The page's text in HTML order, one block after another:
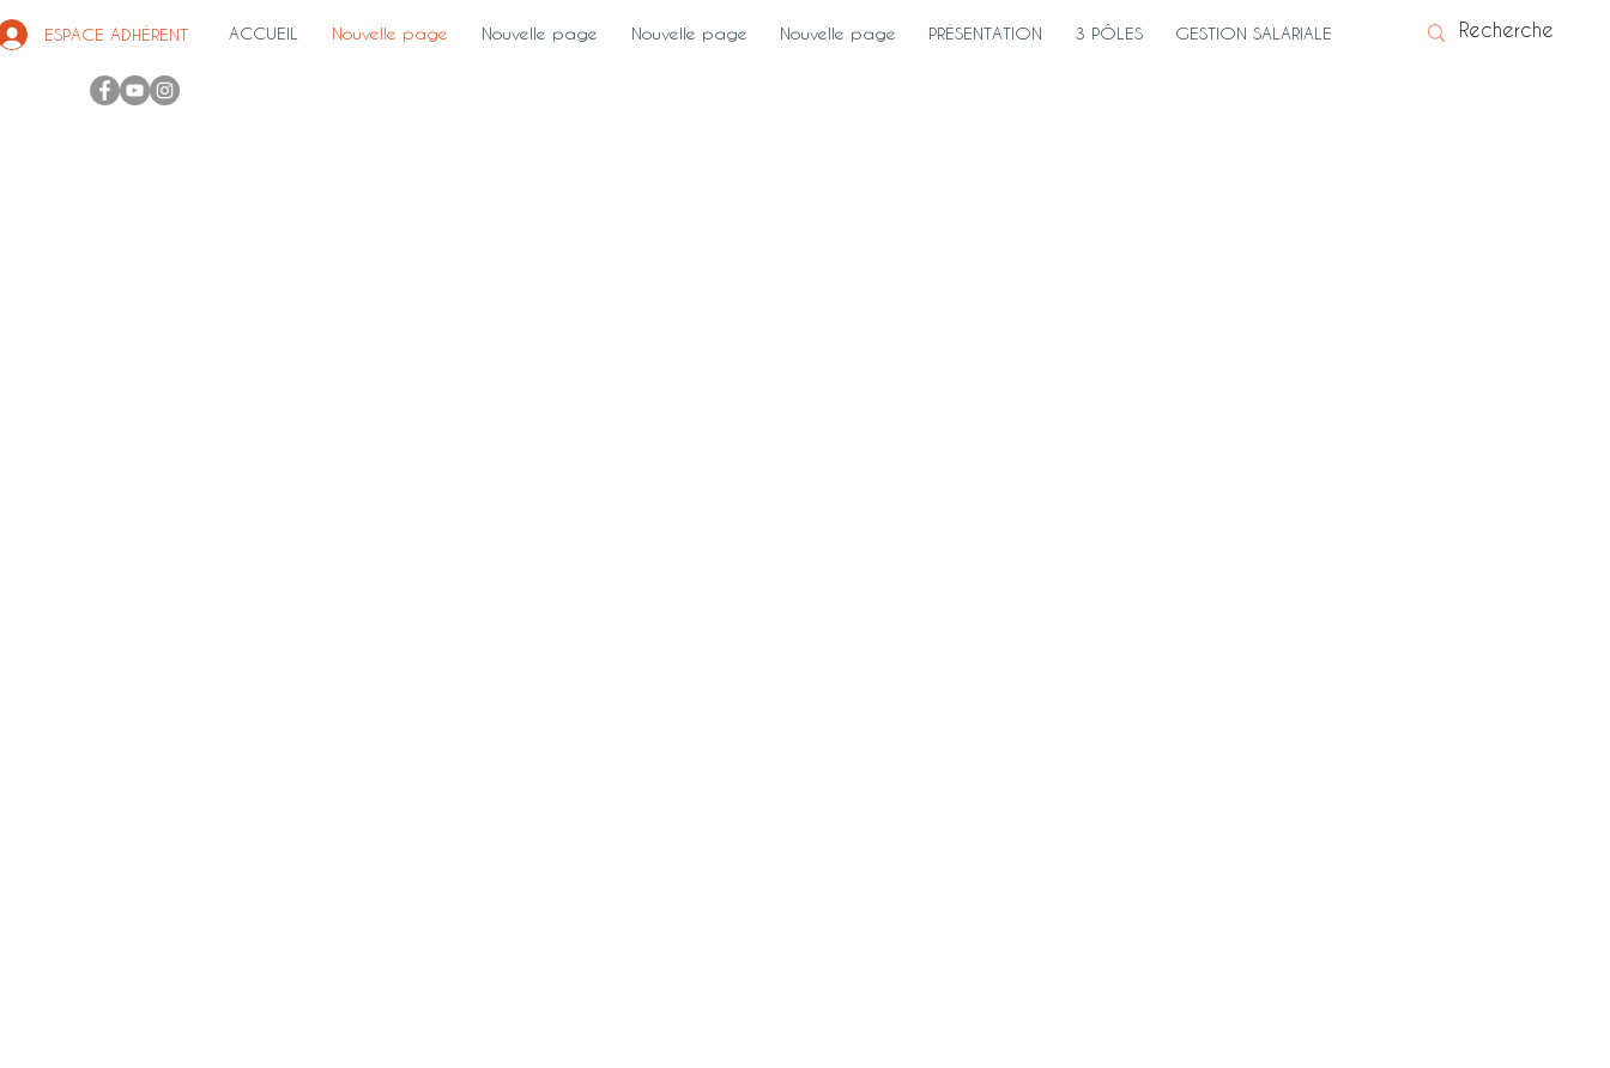
ESPACE ADHÉRENT ACCUEIL Nouvelle page Nouvelle page Nouvelle page Nouvelle page PRÉSENTATION 3 PÔLES GESTION SALARIALE